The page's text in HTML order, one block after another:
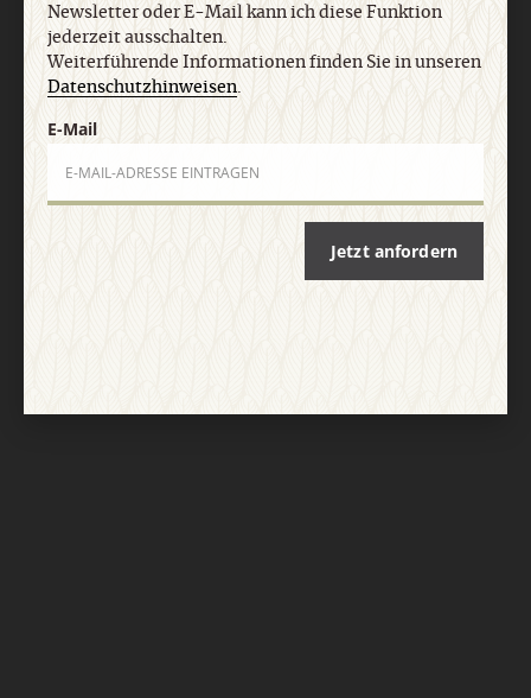
Vertrag widerrufen Abo online kündigen
Newsletter oder E-Mail kann ich diese Funktion
jederzeit ausschalten.
Weiterführende Informationen finden Sie in unseren
Datenschutzhinweisen.
E-Mail
Jetzt anfordern